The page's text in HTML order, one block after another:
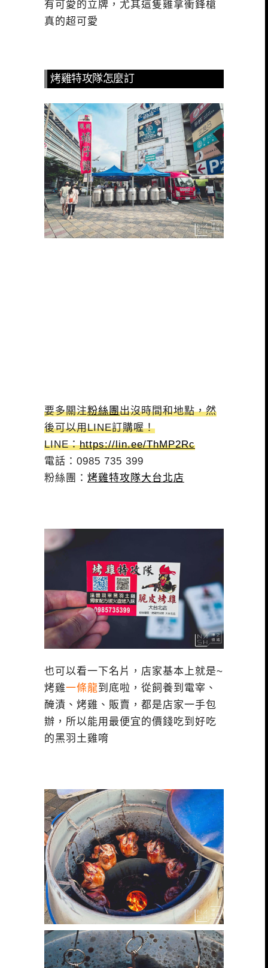
有可愛的立牌，尤其這隻雞拿衝鋒槍
真的超可愛
烤雞特攻隊怎麼訂
要多關注粉絲團出沒時間和地點，然
後可以用LINE訂購喔！
LINE：https://lin.ee/ThMP2Rc
電話：0985 735 399
粉絲團： 烤雞特攻隊大台北店
也可以看一下名片，店家基本上就是~
烤雞一條龍到底啦，從飼養到電宰、
醃漬、烤雞、販賣，都是店家一手包
辦，所以能用最便宜的價錢吃到好吃
的黑羽土雞唷